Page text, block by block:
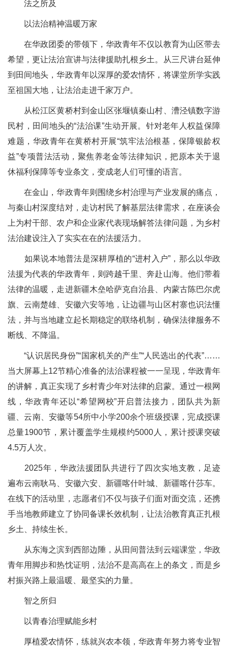
法之所及
以法治精神温暖万家
在华政团委的带领下，华政青年不仅以教育为山区带去
希望，更让法治宣讲与法律援助扎根乡土。从三尺讲台延伸
到田间地头，华政青年以深厚的爱农情怀，将课堂所学实践
至祖国大地，让法治走进千家万户。
从松江区黄桥村到金山区张堰镇秦山村、漕泾镇数字游
民村，田间地头的“法治课”生动开展。针对老年人权益保障
难题，华政青年在黄桥村开展“筑牢法治根基，保障银龄权
益”专项普法活动，聚焦养老金等法律知识，把原本关于退
休福利保障等专业条文，变成老人们可懂的语言。
在金山，华政青年则围绕乡村治理与产业发展的痛点，
与秦山村深度结对，走访村民了解基层法律需求，在座谈会
上为村干部、农户和企业家代表现场解答法律问题，为乡村
法治建设注入了实实在在的法援活力。
如果说本地普法是深耕厚植的“进村入户”，那么以华政
法援为代表的华政青年，则跨越千里、奔赴山海。他们带着
法律的温暖，走进新疆木垒哈萨克自治县、内蒙古陈巴尔虎
旗、云南楚雄、安徽六安等地，让边疆与山区村寨也识法懂
法，并与当地建立起长期稳定的联络机制，确保法律服务不
断线、不降温。
“认识居民身份”“国家机关的产生”“人民选出的代表”……
当大屏幕上12节精心准备的法治课程被一一呈现，华政青年
的讲解，真正实现了乡村青少年对法律的启蒙。通过一根网
线，华政青年还以“希望网校”开启普法接力，团队共为新
疆、云南、安徽等54所中小学200余个班级授课，完成授课
总量1900节，累计覆盖学生规模约5000人，累计授课突破
4.5万人次。
2025年，华政法援团队共进行了四次实地支教，足迹
遍布云南耿马、安徽六安、新疆喀什叶城、新疆喀什莎车。
在线下的活动里，志愿者们不仅与孩子们面对面交流，还携
手当地教师建立了协同备课长效机制，让法治教育真正扎根
乡土、持续生长。
从东海之滨到西部边陲，从田间普法到云端课堂，华政
青年用脚步和热忱证明，法治不是高高在上的条文，而是乡
村振兴路上最温暖、最坚实的力量。
智之所归
以青春治理赋能乡村
厚植爱农情怀，练就兴农本领，华政青年努力将专业智